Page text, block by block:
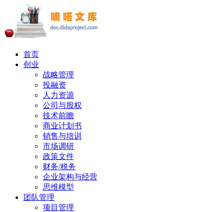
首页
创业
战略管理
投融资
人力资源
公司与股权
技术前瞻
商业计划书
销售与培训
市场调研
政策文件
财务/税务
企业架构与经营
思维模型
团队管理
项目管理